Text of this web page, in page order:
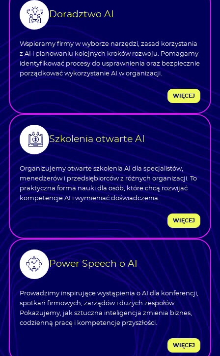
Doradztwo AI
Wspieramy firmy w wyborze narzędzi, zasad korzystania
z AI i planowaniu kolejnych kroków rozwoju. Pomagamy
identyfikować procesy do usprawnienia oraz bezpiecznie
porządkować wykorzystanie AI w organizacji.
WIĘCEJ
Szkolenia otwarte AI
Organizujemy otwarte szkolenia AI dla specjalistów,
menedżerów i przedsiębiorców z różnych organizacji. To
praktyczna forma nauki dla osób, które chcą rozwijać
kompetencje AI i wymieniać doświadczenia.
WIĘCEJ
Power Speech o AI
Prowadzimy inspirujące wystąpienia o AI dla konferencji,
spotkań firmowych, zarządów i dużych zespołów.
Pokazujemy, jak sztuczna inteligencja zmienia biznes,
codzienną pracę i kompetencje przyszłości.
WIĘCEJ